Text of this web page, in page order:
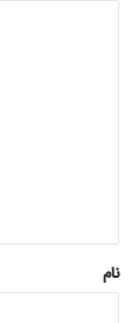
نام